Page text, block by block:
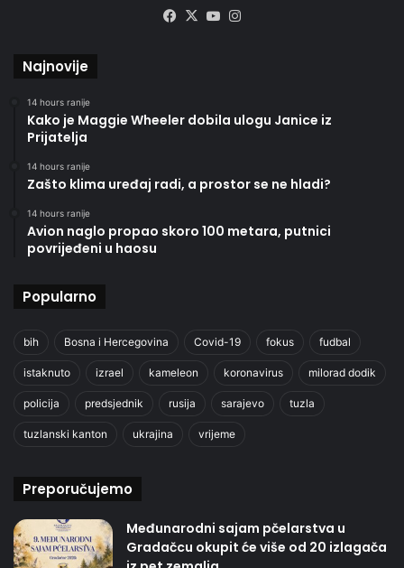
Facebook
X YouTube
Najnovije
14 hours ranije
Kako je Maggie Wheeler dobila ulogu Janice iz
Prijatelja
14 hours ranije
Zašto klima uređaj radi, a prostor se ne hladi?
14 hours ranije
Avion naglo propao skoro 100 metara, putnici
povrijeđeni u haosu
Popularno
bih Bosna i Hercegovina Covid-19 fokus fudbal
istaknuto izrael kameleon koronavirus milorad dodik
policija predsjednik rusija sarajevo tuzla
tuzlanski kanton ukrajina vrijeme
Preporučujemo
Međunarodni sajam pčelarstva u
Gradačcu okupit će više od 20 izlagača